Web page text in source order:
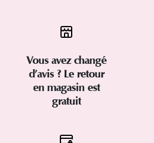
Vous avez changé
d’avis ? Le retour
en magasin est
gratuit